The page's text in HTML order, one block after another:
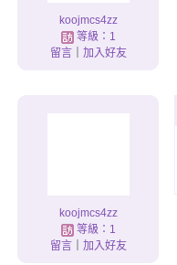
koojmcs4zz
等級：1
留言｜ 加入好友
koojmcs4zz
等級：1
留言｜ 加入好友